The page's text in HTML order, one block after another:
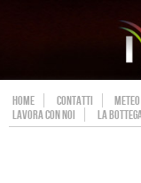
HOME CONTATTI METEO
LAVORA CON NOI
LA